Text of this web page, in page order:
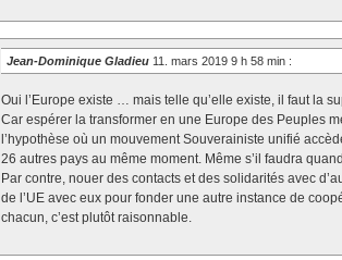
Jean-Dominique Gladieu 11. mars 2019 9 h 58 min :
Oui l’Europe existe … mais telle qu’elle existe, il faut la
Car espérer la transformer en une Europe des Peuples
l’hypothèse où un mouvement Souverainiste unifié
26 autres pays au même moment. Même s’il faudra
Par contre, nouer des contacts et des solidarités avec
de l’UE avec eux pour fonder une autre instance de
chacun, c’est plutôt raisonnable.